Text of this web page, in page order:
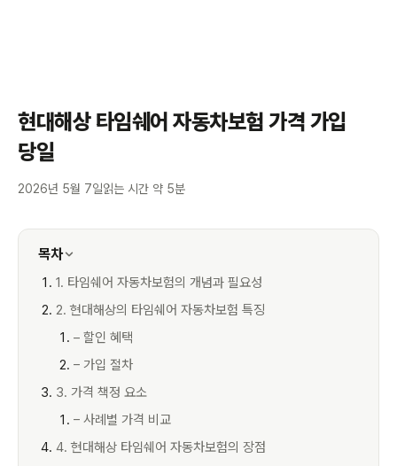
현대해상 타임쉐어 자동차보험 가격 가입
당일
2026년 5월 7일읽는 시간 약 5분
목차
1. 타임쉐어 자동차보험의 개념과 필요성
2. 현대해상의 타임쉐어 자동차보험 특징
– 할인 혜택
– 가입 절차
3. 가격 책정 요소
– 사례별 가격 비교
4. 현대해상 타임쉐어 자동차보험의 장점